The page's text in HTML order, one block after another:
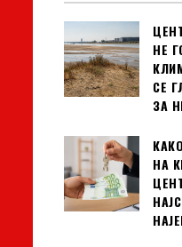
НЕ
СЕ
ЗА
НА